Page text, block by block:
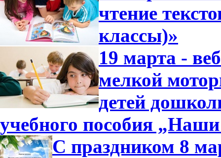
чтение
классы)»
19 марта -
мелкой
детей
учебного пособия
С праздником 8